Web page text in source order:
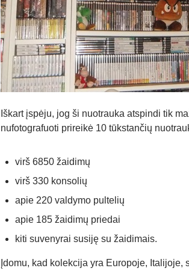
Iškart įspėju, jog ši nuotrauka atspindi tik
nufotografuoti prireikė 10 tūkstančių
virš 6850 žaidimų
virš 330 konsolių
apie 220 valdymo pultelių
apie 185 žaidimų priedai
kiti suvenyrai susiję su žaidimais.
Įdomu, kad kolekcija yra Europoje,